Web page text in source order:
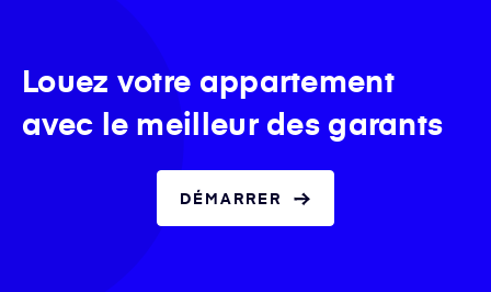
Louez votre appartement
avec le meilleur des garants
DÉMARRER